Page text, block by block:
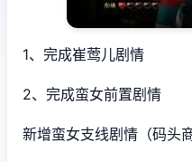
1、完成崔莺儿剧情
2、完成蛮女前置剧情
新增蛮女支线剧情（码头